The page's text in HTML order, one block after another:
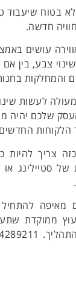
בטוח
חדשה.
עושים
צבע, בין
והמחלקות
לעשות
שלכם יהיה
הלקוחות
צריך להיות
של סטיילינג
מאיפה
ממוקדת